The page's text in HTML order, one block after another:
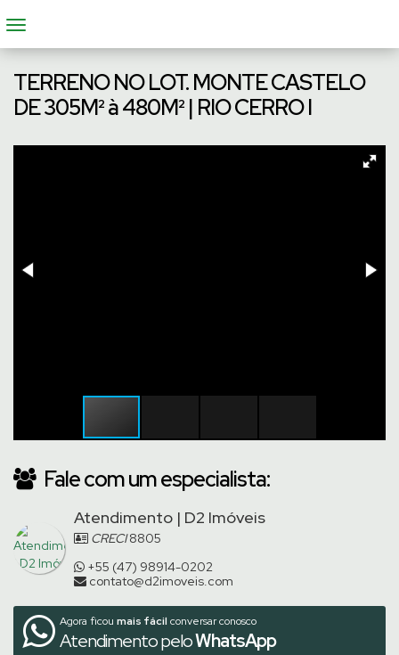
TERRENO NO LOT. MONTE CASTELO
DE 305M² à 480M² | RIO CERRO I
Fale com um especialista:
Atendimento | D2 Imóveis
CRECI8805
+55 (47) 98914-0202
contato@d2imoveis.com
Agora ficou mais fácil conversar conosco
Atendimento peloWhatsApp